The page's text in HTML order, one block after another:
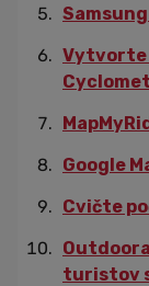
Vytvorte
Google
Cvičte
turistov s